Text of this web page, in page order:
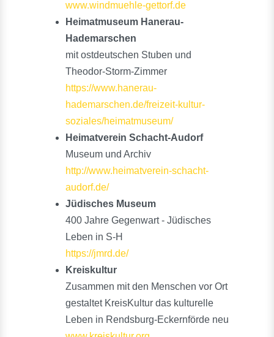
www.windmuehle-gettorf.de
Heimatmuseum Hanerau-
Hademarschen
mit ostdeutschen Stuben und
Theodor-Storm-Zimmer
https://www.hanerau-
hademarschen.de/freizeit-kultur-
soziales/heimatmuseum/
Heimatverein Schacht-Audorf
Museum und Archiv
http://www.heimatverein-schacht-
audorf.de/
Jüdisches Museum
400 Jahre Gegenwart - Jüdisches
Leben in S-H
https://jmrd.de/
Kreiskultur
Zusammen mit den Menschen vor Ort
gestaltet KreisKultur das kulturelle
Leben in Rendsburg-Eckernförde neu